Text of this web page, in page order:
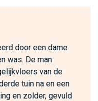
door een dame
was. De man
van de
tuin na en een
en zolder, gevuld